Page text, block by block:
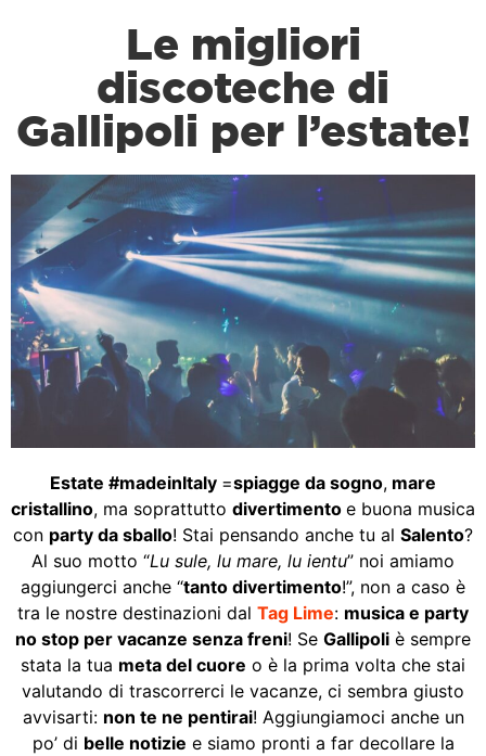
Le migliori
discoteche di
Gallipoli per l’estate!
Estate #madeinItaly =spiagge da sogno, mare
cristallino, ma soprattutto divertimento e buona musica
con party da sballo! Stai pensando anche tu al Salento?
Al suo motto “Lu sule, lu mare, lu ientu” noi amiamo
aggiungerci anche “tanto divertimento!”, non a caso è
tra le nostre destinazioni dal Tag Lime: musica e party
no stop per vacanze senza freni! Se Gallipoli è sempre
stata la tua meta del cuore o è la prima volta che stai
valutando di trascorrerci le vacanze, ci sembra giusto
avvisarti: non te ne pentirai! Aggiungiamoci anche un
po’ di belle notizie e siamo pronti a far decollare la